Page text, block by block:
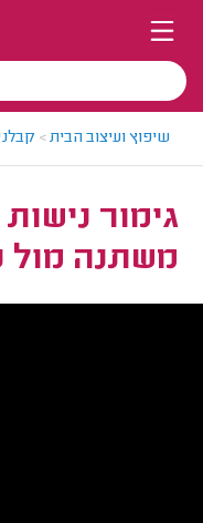
שיפוץ ועיצוב הבית>
גימור
משתנה מול